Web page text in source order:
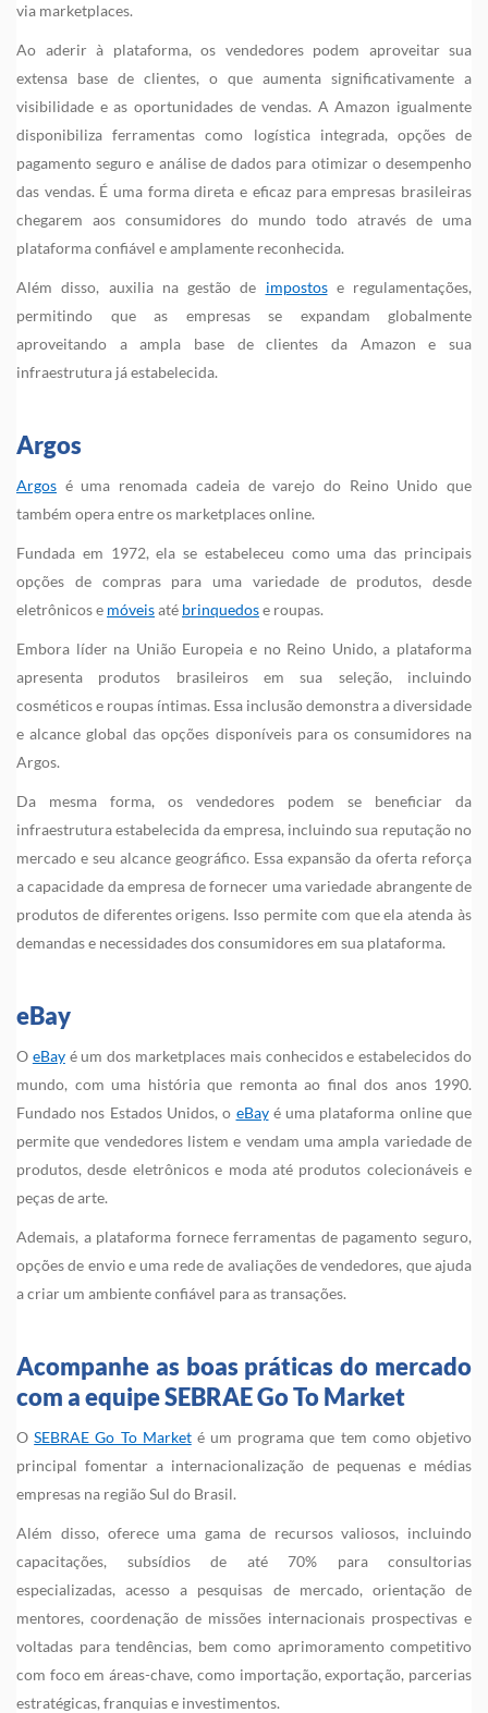
via marketplaces.
Ao aderir à plataforma, os vendedores podem aproveitar sua
extensa base de clientes, o que aumenta significativamente a
visibilidade e as oportunidades de vendas. A Amazon igualmente
disponibiliza ferramentas como logística integrada, opções de
pagamento seguro e análise de dados para otimizar o desempenho
das vendas. É uma forma direta e eficaz para empresas brasileiras
chegarem aos consumidores do mundo todo através de uma
plataforma confiável e amplamente reconhecida.
Além disso, auxilia na gestão de impostose regulamentações,
permitindo que as empresas se expandam globalmente
aproveitando a ampla base de clientes da Amazon e sua
infraestrutura já estabelecida.
Argos
Argos é uma renomada cadeia de varejo do Reino Unido que
também opera entre os marketplaces online.
Fundada em 1972, ela se estabeleceu como uma das principais
opções de compras para uma variedade de produtos, desde
eletrônicos e móveisaté brinquedose roupas.
Embora líder na União Europeia e no Reino Unido, a plataforma
apresenta produtos brasileiros em sua seleção, incluindo
cosméticos e roupas íntimas. Essa inclusão demonstra a diversidade
e alcance global das opções disponíveis para os consumidores na
Argos.
Da mesma forma, os vendedores podem se beneficiar da
infraestrutura estabelecida da empresa, incluindo sua reputação no
mercado e seu alcance geográfico. Essa expansão da oferta reforça
a capacidade da empresa de fornecer uma variedade abrangente de
produtos de diferentes origens. Isso permite com que ela atenda às
demandas e necessidades dos consumidores em sua plataforma.
eBay
O eBayé um dos marketplaces mais conhecidos e estabelecidos do
mundo, com uma história que remonta ao final dos anos 1990.
Fundado nos Estados Unidos, o eBayé uma plataforma online que
permite que vendedores listem e vendam uma ampla variedade de
produtos, desde eletrônicos e moda até produtos colecionáveis e
peças de arte.
Ademais, a plataforma fornece ferramentas de pagamento seguro,
opções de envio e uma rede de avaliações de vendedores, que ajuda
a criar um ambiente confiável para as transações.
Acompanhe as boas práticas do mercado
com a equipe SEBRAE Go To Market
OSEBRAE Go To Marketé um programa que tem como objetivo
principal fomentar a internacionalização de pequenas e médias
empresas na região Sul do Brasil.
Além disso, oferece uma gama de recursos valiosos, incluindo
capacitações, subsídios de até 70% para consultorias
especializadas, acesso a pesquisas de mercado, orientação de
mentores, coordenação de missões internacionais prospectivas e
voltadas para tendências, bem como aprimoramento competitivo
com foco em áreas-chave, como importação, exportação, parcerias
estratégicas, franquias e investimentos.